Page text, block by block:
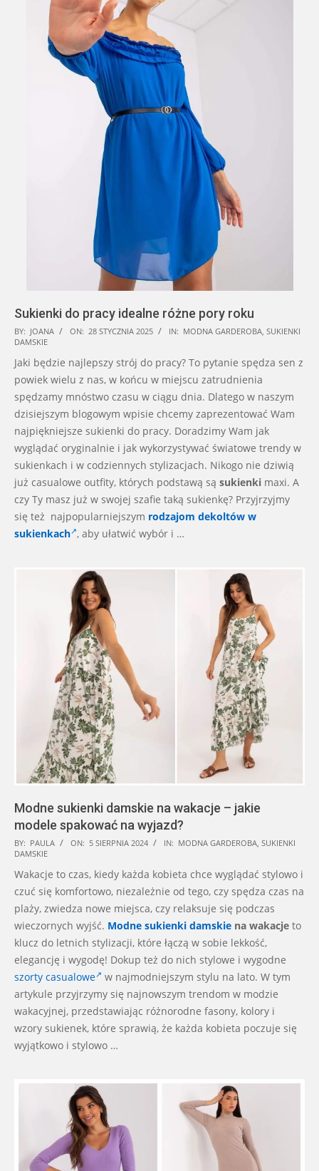
Sukienki do pracy idealne różne pory roku
2025-
01-
28
BY: JOANA ON: 28 STYCZNIA 2025 IN: MODNA GARDEROBA, SUKIENKI
DAMSKIE
Jaki będzie najlepszy strój do pracy? To pytanie spędza sen z
powiek wielu z nas, w końcu w miejscu zatrudnienia
spędzamy mnóstwo czasu w ciągu dnia. Dlatego w naszym
dzisiejszym blogowym wpisie chcemy zaprezentować Wam
najpiękniejsze sukienki do pracy. Doradzimy Wam jak
wyglądać oryginalnie i jak wykorzystywać światowe trendy w
sukienkach i w codziennych stylizacjach. Nikogo nie dziwią
już casualowe outfity, których podstawą są sukienki maxi. A
czy Ty masz już w swojej szafie taką sukienkę? Przyjrzyjmy
się też najpopularniejszym rodzajom dekoltów w
sukienkach , aby ułatwić wybór i …
Modne sukienki damskie na wakacje – jakie
modele spakować na wyjazd?
2024-
08-
05
BY: PAULA ON: 5 SIERPNIA 2024 IN: MODNA GARDEROBA, SUKIENKI
DAMSKIE
Wakacje to czas, kiedy każda kobieta chce wyglądać stylowo i
czuć się komfortowo, niezależnie od tego, czy spędza czas na
plaży, zwiedza nowe miejsca, czy relaksuje się podczas
wieczornych wyjść. Modne sukienki damskie na wakacje to
klucz do letnich stylizacji, które łączą w sobie lekkość,
elegancję i wygodę! Dokup też do nich stylowe i wygodne
szorty casualowe
w najmodniejszym stylu na lato. W tym
artykule przyjrzymy się najnowszym trendom w modzie
wakacyjnej, przedstawiając różnorodne fasony, kolory i
wzory sukienek, które sprawią, że każda kobieta poczuje się
wyjątkowo i stylowo …